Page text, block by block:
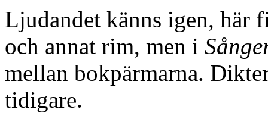
Ljudandet känns igen, här
och annat rim, men i
mellan bokpärmarna.
tidigare.